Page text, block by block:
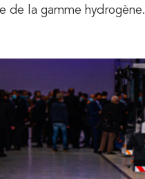
de la gamme hydrogène.